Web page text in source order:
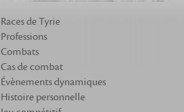
Races de Tyrie
Professions
Combats
Cas de combat
Évènements dynamiques
Histoire personnelle